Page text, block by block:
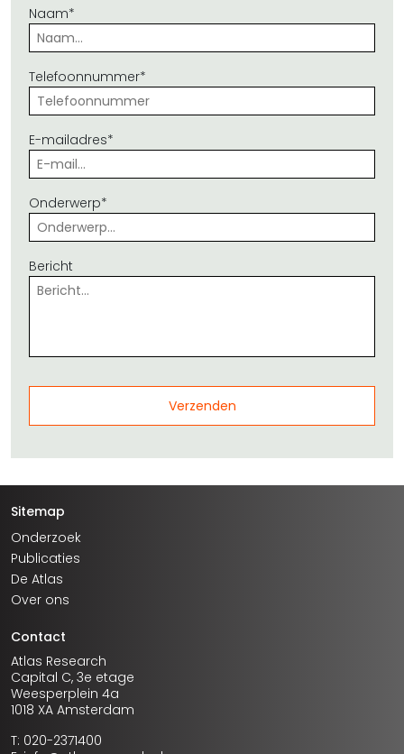
Naam*
Telefoonnummer*
E-mailadres*
Onderwerp*
Bericht
Sitemap
Onderzoek
Publicaties
De Atlas
Over ons
Contact
Atlas Research
Capital C, 3e etage
Weesperplein 4a
1018 XA Amsterdam
T: 020-2371400